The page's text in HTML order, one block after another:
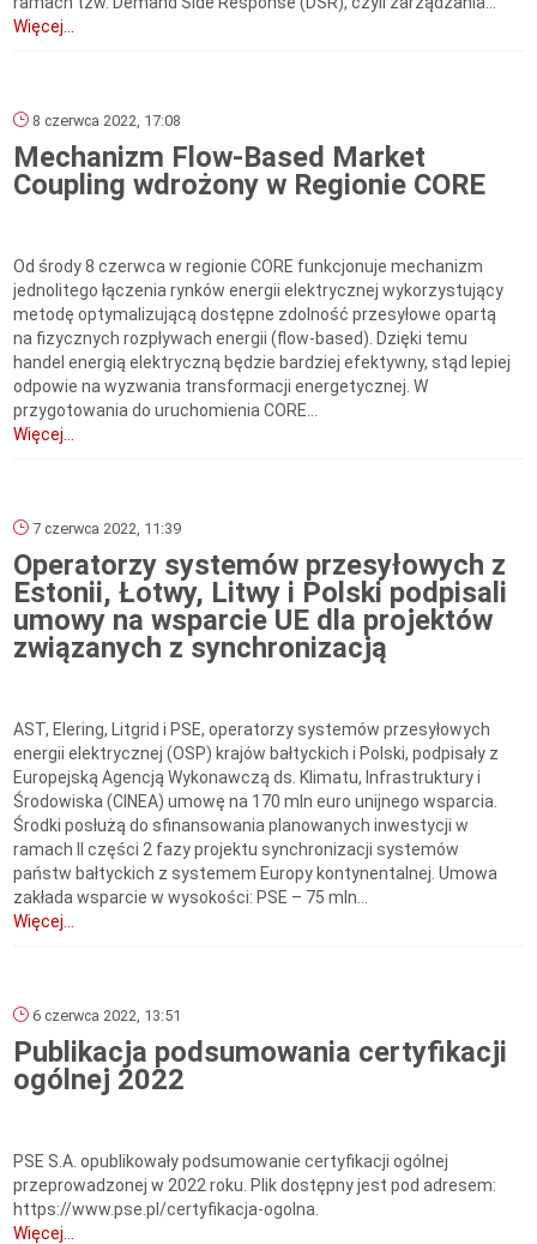
Więcej...
8 czerwca 2022, 17:08
Mechanizm Flow-Based Market
Coupling wdrożony w Regionie CORE
Od środy 8 czerwca w regionie CORE funkcjonuje mechanizm
jednolitego łączenia rynków energii elektrycznej wykorzystujący
metodę optymalizującą dostępne zdolność przesyłowe opartą
na fizycznych rozpływach energii (flow-based). Dzięki temu
handel energią elektryczną będzie bardziej efektywny, stąd lepiej
odpowie na wyzwania transformacji energetycznej. W
przygotowania do uruchomienia CORE...
Więcej...
7 czerwca 2022, 11:39
Operatorzy systemów przesyłowych z
Estonii, Łotwy, Litwy i Polski podpisali
umowy na wsparcie UE dla projektów
związanych z synchronizacją
AST, Elering, Litgrid i PSE, operatorzy systemów przesyłowych
energii elektrycznej (OSP) krajów bałtyckich i Polski, podpisały z
Europejską Agencją Wykonawczą ds. Klimatu, Infrastruktury i
Środowiska (CINEA) umowę na 170 mln euro unijnego wsparcia.
Środki posłużą do sfinansowania planowanych inwestycji w
ramach II części 2 fazy projektu synchronizacji systemów
państw bałtyckich z systemem Europy kontynentalnej. Umowa
zakłada wsparcie w wysokości: PSE – 75 mln...
Więcej...
6 czerwca 2022, 13:51
Publikacja podsumowania certyfikacji
ogólnej 2022
PSE S.A. opublikowały podsumowanie certyfikacji ogólnej
przeprowadzonej w 2022 roku. Plik dostępny jest pod adresem:
https://www.pse.pl/certyfikacja-ogolna.
Więcej...